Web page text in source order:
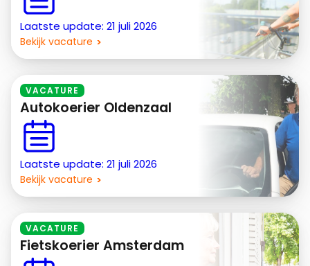
Laatste update: 21 juli 2026
Bekijk vacature
VACATURE
Autokoerier Oldenzaal
Laatste update: 21 juli 2026
Bekijk vacature
VACATURE
Fietskoerier Amsterdam